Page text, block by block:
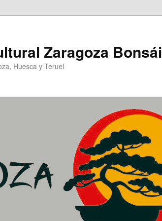
Zaragoza Bonsái
Huesca y Teruel